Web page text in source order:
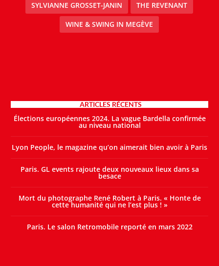
SYLVIANNE GROSSET-JANIN THE REVENANT
WINE & SWING IN MEGÈVE
ARTICLES RÉCENTS
Élections européennes 2024. La vague Bardella confirmée
au niveau national
Lyon People, le magazine qu’on aimerait bien avoir à Paris
Paris. GL events rajoute deux nouveaux lieux dans sa
besace
Mort du photographe René Robert à Paris. « Honte de
cette humanité qui ne l’est plus ! »
Paris. Le salon Retromobile reporté en mars 2022